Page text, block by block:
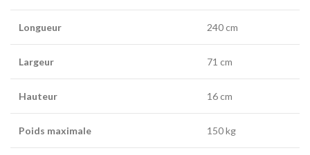
Longueur 240 cm
Largeur 71 cm
Hauteur 16 cm
Poids maximale 150 kg